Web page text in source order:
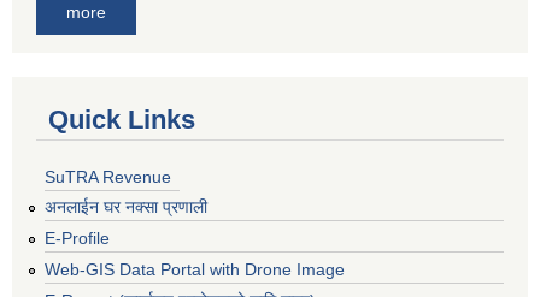
more
Quick Links
SuTRA Revenue
अनलाईन घर नक्सा प्रणाली
E-Profile
Web-GIS Data Portal with Drone Image